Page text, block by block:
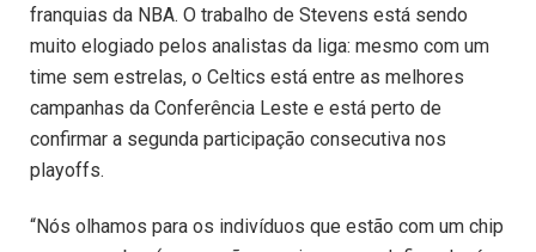
franquias da NBA. O trabalho de Stevens está sendo
muito elogiado pelos analistas da liga: mesmo com um
time sem estrelas, o Celtics está entre as melhores
campanhas da Conferência Leste e está perto de
confirmar a segunda participação consecutiva nos
playoffs.
“Nós olhamos para os indivíduos que estão com um chip